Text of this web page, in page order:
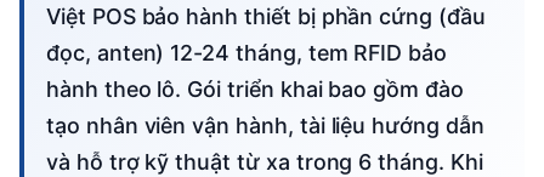
Việt POS bảo hành thiết bị phần cứng (đầu
đọc, anten) 12-24 tháng, tem RFID bảo
hành theo lô. Gói triển khai bao gồm đào
tạo nhân viên vận hành, tài liệu hướng dẫn
và hỗ trợ kỹ thuật từ xa trong 6 tháng. Khi